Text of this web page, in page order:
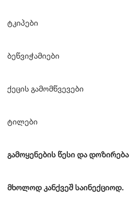
ტკიპები
ბეწვიჭამიები
ქეცის გამომწვევები
ტილები
გამოყენების წესი და დოზირება
მხოლოდ კანქვეშ საინექციოდ.